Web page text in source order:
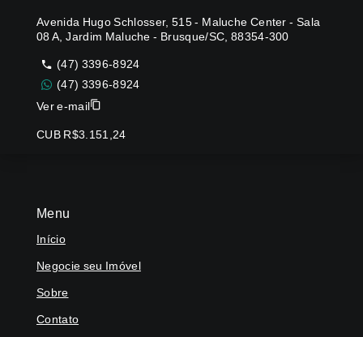
Menu
Início
Negocie seu Imóvel
Sobre
Contato
Avenida Hugo Schlosser, 515 - Maluche Center - Sala
08 A, Jardim Maluche - Brusque/SC, 88354-300
(47) 3396-8924
(47) 3396-8924
Ver e-mail
CUB R$3.151,24